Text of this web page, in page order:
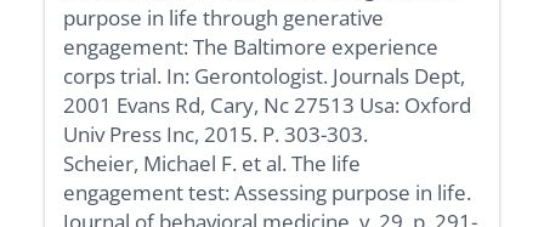
purpose in life through generative
engagement: The Baltimore experience
corps trial. In: Gerontologist. Journals Dept,
2001 Evans Rd, Cary, Nc 27513 Usa: Oxford
Univ Press Inc, 2015. P. 303-303.
Scheier, Michael F. et al. The life
engagement test: Assessing purpose in life.
Journal of behavioral medicine, v. 29, p. 291-